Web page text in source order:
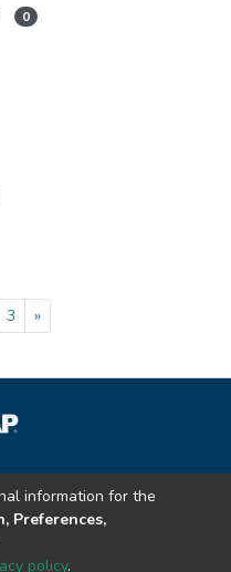
0
3 »
|Dirección de Educación
information for the
Preferences,
policy.